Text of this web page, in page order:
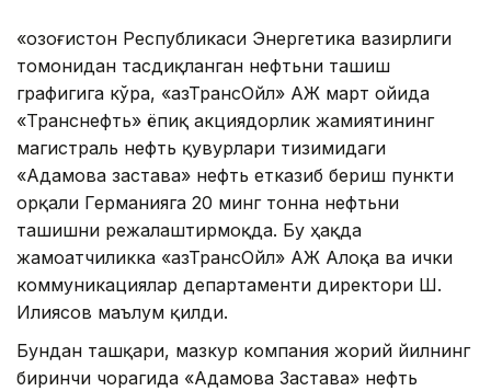
«Қозоғистон Республикаси Энергетика вазирлиги
томонидан тасдиқланган нефтьни ташиш
графигига кўра, «ҚазТрансОйл» АЖ март ойида
«Транснефть» ёпиқ акциядорлик жамиятининг
магистраль нефть қувурлари тизимидаги
«Адамова застава» нефть етказиб бериш пункти
орқали Германияга 20 минг тонна нефтьни
ташишни режалаштирмоқда. Бу ҳақда
жамоатчиликка «ҚазТрансОйл» АЖ Алоқа ва ички
коммуникациялар департаменти директори Ш.
Илиясов маълум қилди.
Бундан ташқари, мазкур компания жорий йилнинг
биринчи чорагида «Адамова Застава» нефть